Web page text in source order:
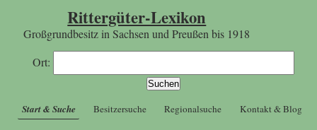
Rittergüter-Lexikon
Großgrundbesitz in Sachsen und Preußen bis 1918
Ort:
Start & Suche Besitzersuche Regionalsuche Kontakt & Blog